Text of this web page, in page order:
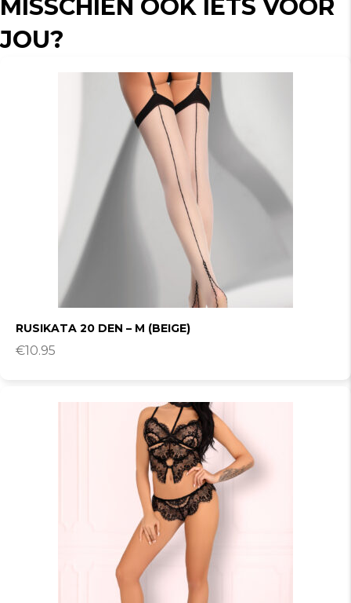
MISSCHIEN OOK IETS VOOR
JOU?
RUSIKATA 20 DEN – M (BEIGE)
€10.95